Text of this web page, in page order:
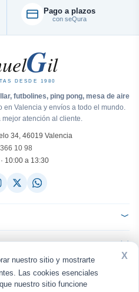
nuestro sitio y mostrarte
Las cookies esenciales
nuestro sitio funcione
X
Pago a plazos
con seQura
Gil
DESDE 1980
futbolines, ping pong, mesa de aire
en Valencia y envíos a todo el mundo.
atención al cliente.
34, 46019 Valencia
10 98
10:00 a 13:30